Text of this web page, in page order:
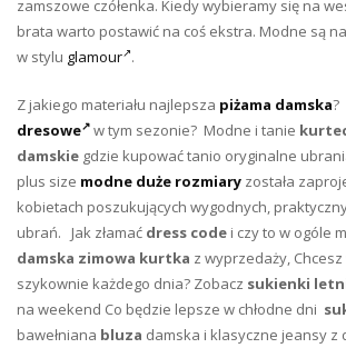
zamszowe czółenka. Kiedy wybieramy się na
brata warto postawić na coś ekstra. Modne są
w stylu glamour .
Z jakiego materiału najlepsza piżama damska?
dresowe
w tym sezonie? Modne i tanie
damskie gdzie kupować tanio oryginalne
plus size modne duże rozmiary została
kobietach poszukujących wygodnych,
ubrań. Jak złamać dress code i czy to w ogóle
damska zimowa kurtka z wyprzedaży,
szykownie każdego dnia? Zobacz sukienki
na weekend Co będzie lepsze w chłodne dni
bawełniana bluza damska i klasyczne jeansy z